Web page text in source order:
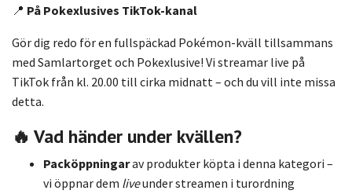
📍 På Pokexlusives TikTok-kanal
Gör dig redo för en fullspäckad Pokémon-kväll tillsammans
med Samlartorget och Pokexlusive! Vi streamar live på
TikTok från kl. 20.00 till cirka midnatt – och du vill inte missa
detta.
🔥 Vad händer under kvällen?
Packöppningarav produkter köpta i denna kategori –
vi öppnar dem liveunder streamen i turordning